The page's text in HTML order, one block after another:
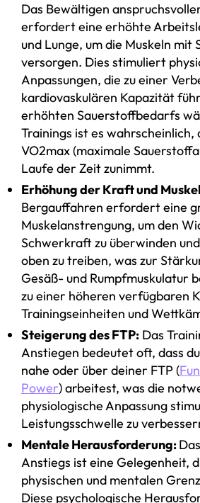
Das Bewältigen
erfordert eine erhöhte
und Lunge, um die Muskeln mit
versorgen. Dies stimuliert
Anpassungen, die zu einer
kardiovaskulären Kapazität
erhöhten Sauerstoffbedarfs
Trainings ist es wahrscheinlich,
VO2max (maximale
Laufe der Zeit zunimmt.
Erhöhung der Kraft und
Bergauffahren erfordert eine
Muskelanstrengung, um den
Schwerkraft zu überwinden
oben zu treiben, was zur
Gesäß- und Rumpfmuskulatur
zu einer höheren verfügbaren
Trainingseinheiten und
Steigerung des FTP: Das
Anstiegen bedeutet oft, dass
nahe oder über deiner FTP (
Power) arbeitest, was die
physiologische Anpassung
Leistungsschwelle zu
Mentale Herausforderung:
Anstiegs ist eine Gelegenheit,
physischen und mentalen
Diese psychologische